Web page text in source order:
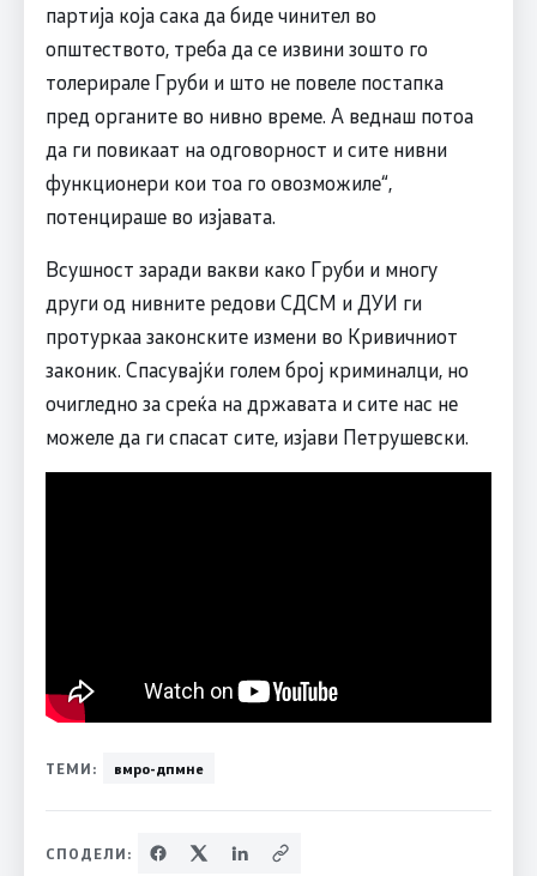
партија која сака да биде чинител во
општеството, треба да се извини зошто го
толерирале Груби и што не повеле постапка
пред органите во нивно време. А веднаш потоа
да ги повикаат на одговорност и сите нивни
функционери кои тоа го овозможиле“,
потенцираше во изјавата.
Всушност заради вакви како Груби и многу
други од нивните редови СДСМ и ДУИ ги
протуркаа законските измени во Кривичниот
законик. Спасувајќи голем број криминалци, но
очигледно за среќа на државата и сите нас не
можеле да ги спасат сите, изјави Петрушевски.
ТЕМИ: вмро-дпмне
СПОДЕЛИ: